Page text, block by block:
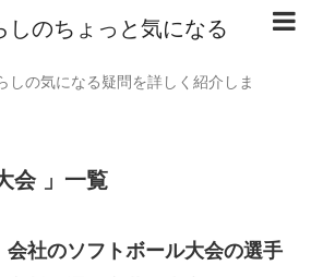
しのちょっと気になる
しの気になる疑問を詳しく紹介しま
会 」一覧
会社のソフトボール大会の選手